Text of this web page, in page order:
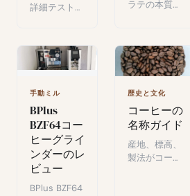
詳細テスト：
整、卓越した
挽き品質。エ
スプレッソ愛
好家の定番手
動グラインダ
ー。
ラテの本質的
愛される2つ
の定番と、自
宅での作り
手動ミル
BPlus
BZF64コー
ヒーグライ
ンダーのレ
ビュー
BPlus BZF64
歴史と文化
コーヒーの
名称ガイド
産地、標高、
製法がコーヒ